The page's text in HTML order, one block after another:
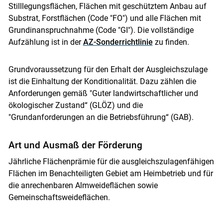
Stilllegungsflächen, Flächen mit geschütztem Anbau auf
Substrat, Forstflächen (Code "FO") und alle Flächen mit
Grundinanspruchnahme (Code "GI"). Die vollständige
Aufzählung ist in derAZ-Sonderrichtlinie zu finden.
Grundvoraussetzung für den Erhalt der Ausgleichszulage
ist die Einhaltung der Konditionalität. Dazu zählen die
Anforderungen gemäß "Guter landwirtschaftlicher und
ökologischer Zustand“ (GLÖZ) und die
"Grundanforderungen an die Betriebsführung“ (GAB).
Art und Ausmaß der Förderung
Jährliche Flächenprämie für die ausgleichszulagenfähigen
Flächen im Benachteiligten Gebiet am Heimbetrieb und für
die anrechenbaren Almweideflächen sowie
Gemeinschaftsweideflächen.